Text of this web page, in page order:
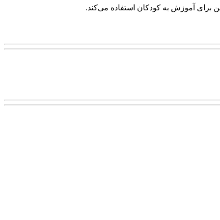
برای آموزش به کودکان استفاده می‌کند.